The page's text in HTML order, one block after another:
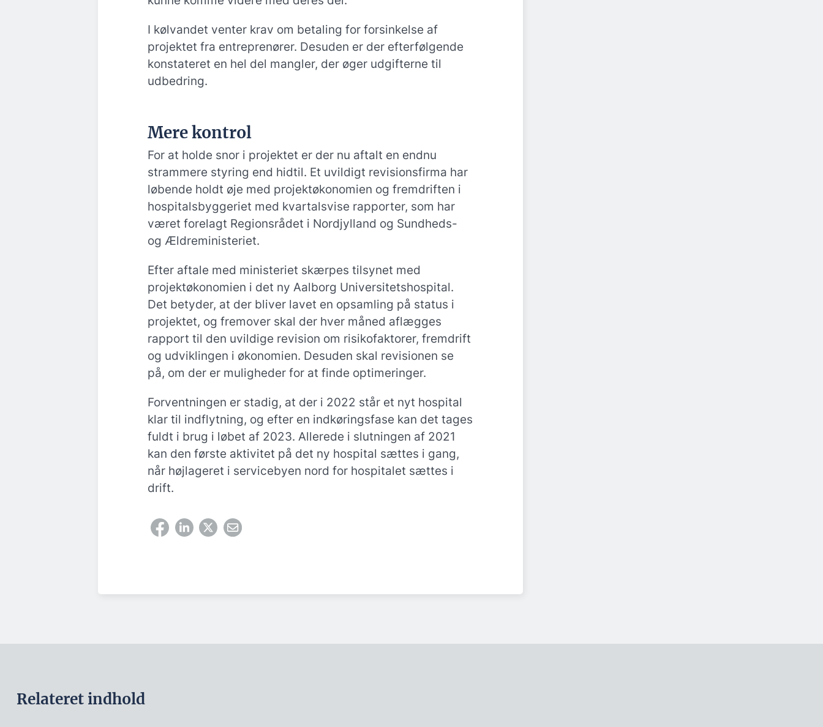
I kølvandet venter krav om betaling for forsinkelse af
projektet fra entreprenører. Desuden er der efterfølgende
konstateret en hel del mangler, der øger udgifterne til
udbedring.
Mere kontrol
For at holde snor i projektet er der nu aftalt en endnu
strammere styring end hidtil. Et uvildigt revisionsfirma har
løbende holdt øje med projektøkonomien og fremdriften i
hospitalsbyggeriet med kvartalsvise rapporter, som har
været forelagt Regionsrådet i Nordjylland og Sundheds-
og Ældreministeriet.
Efter aftale med ministeriet skærpes tilsynet med
projektøkonomien i det ny Aalborg Universitetshospital.
Det betyder, at der bliver lavet en opsamling på status i
projektet, og fremover skal der hver måned aflægges
rapport til den uvildige revision om risikofaktorer, fremdrift
og udviklingen i økonomien. Desuden skal revisionen se
på, om der er muligheder for at finde optimeringer.
Forventningen er stadig, at der i 2022 står et nyt hospital
klar til indflytning, og efter en indkøringsfase kan det tages
fuldt i brug i løbet af 2023. Allerede i slutningen af 2021
kan den første aktivitet på det ny hospital sættes i gang,
når højlageret i servicebyen nord for hospitalet sættes i
drift.
Relateret indhold